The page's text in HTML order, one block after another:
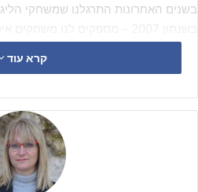
בשנים האחרונות התרגלנו שמשחקי
המשחקים הרשמיים, כשאשדוד ניצחה
תמיד את הערך המוסף שיש לכדורגל
קרא עוד